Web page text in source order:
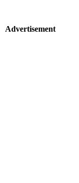
Advertisement